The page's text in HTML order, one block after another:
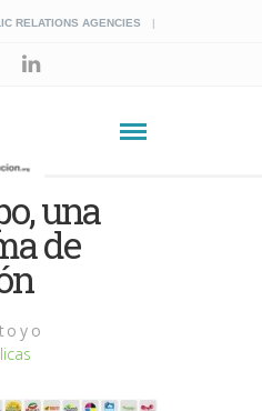
RELATIONS AGENCIES
una
de